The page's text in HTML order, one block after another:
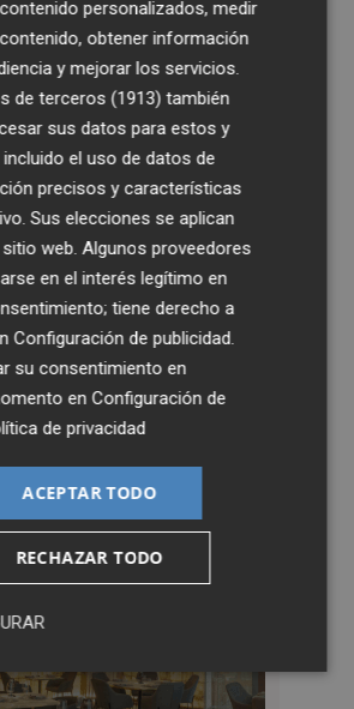
personalizados, medir
obtener información
y mejorar los servicios.
de terceros (1913) también
sus datos para estos y
el uso de datos de
precisos y características
Sus elecciones se aplican
web. Algunos proveedores
en el interés legítimo en
tiene derecho a
Configuración de publicidad.
su consentimiento en
enConfiguración de
de privacidad
ACEPTAR TODO
RECHAZAR TODO